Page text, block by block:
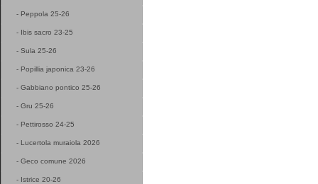
- Peppola 25-26
- Ibis sacro 23-25
- Sula 25-26
- Popillia japonica 23-26
- Gabbiano pontico 25-26
- Gru 25-26
- Pettirosso 24-25
- Lucertola muraiola 2026
- Geco comune 2026
- Istrice 20-26